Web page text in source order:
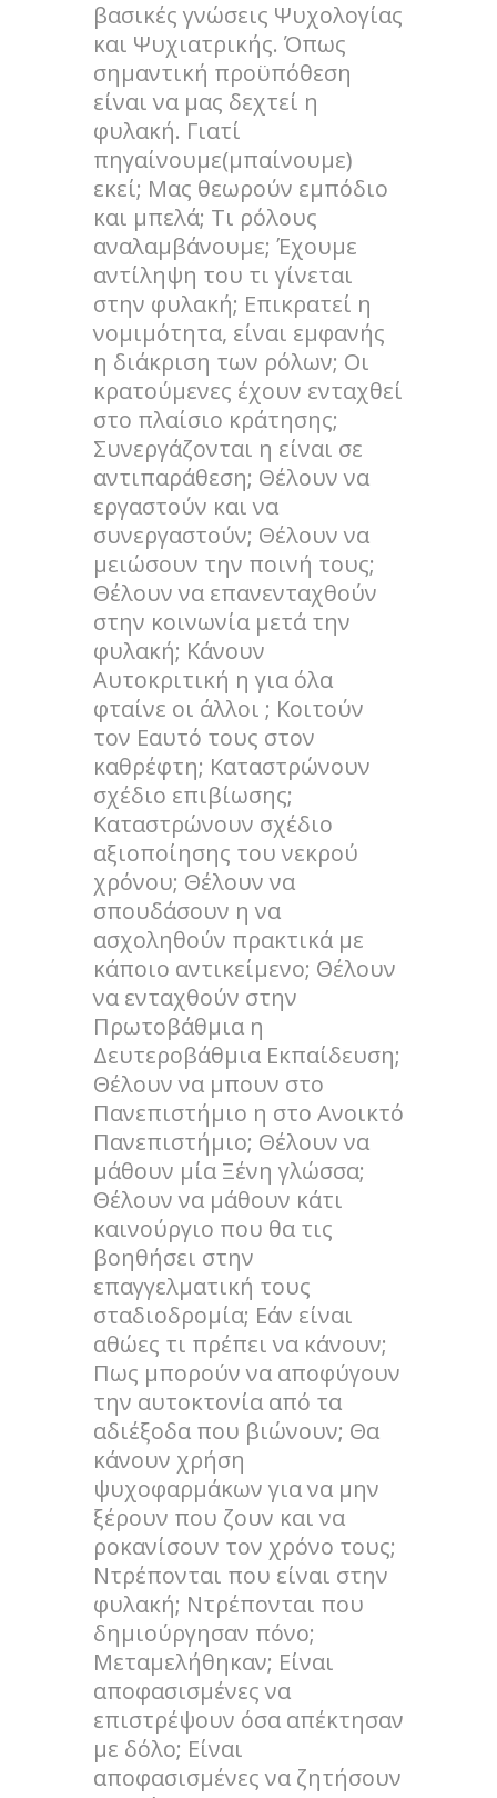
βασικές γνώσεις Ψυχολογίας
και Ψυχιατρικής. Όπως
σημαντική προϋπόθεση
είναι να μας δεχτεί η
φυλακή. Γιατί
πηγαίνουμε(μπαίνουμε)
εκεί; Μας θεωρούν εμπόδιο
και μπελά; Τι ρόλους
αναλαμβάνουμε; Έχουμε
αντίληψη του τι γίνεται
στην φυλακή; Επικρατεί η
νομιμότητα, είναι εμφανής
η διάκριση των ρόλων; Οι
κρατούμενες έχουν ενταχθεί
στο πλαίσιο κράτησης;
Συνεργάζονται η είναι σε
αντιπαράθεση; Θέλουν να
εργαστούν και να
συνεργαστούν; Θέλουν να
μειώσουν την ποινή τους;
Θέλουν να επανενταχθούν
στην κοινωνία μετά την
φυλακή; Κάνουν
Αυτοκριτική η για όλα
φταίνε οι άλλοι ; Κοιτούν
τον Εαυτό τους στον
καθρέφτη; Καταστρώνουν
σχέδιο επιβίωσης;
Καταστρώνουν σχέδιο
αξιοποίησης του νεκρού
χρόνου; Θέλουν να
σπουδάσουν η να
ασχοληθούν πρακτικά με
κάποιο αντικείμενο; Θέλουν
να ενταχθούν στην
Πρωτοβάθμια η
Δευτεροβάθμια Εκπαίδευση;
Θέλουν να μπουν στο
Πανεπιστήμιο η στο Ανοικτό
Πανεπιστήμιο; Θέλουν να
μάθουν μία Ξένη γλώσσα;
Θέλουν να μάθουν κάτι
καινούργιο που θα τις
βοηθήσει στην
επαγγελματική τους
σταδιοδρομία; Εάν είναι
αθώες τι πρέπει να κάνουν;
Πως μπορούν να αποφύγουν
την αυτοκτονία από τα
αδιέξοδα που βιώνουν; Θα
κάνουν χρήση
ψυχοφαρμάκων για να μην
ξέρουν που ζουν και να
ροκανίσουν τον χρόνο τους;
Ντρέπονται που είναι στην
φυλακή; Ντρέπονται που
δημιούργησαν πόνο;
Μεταμελήθηκαν; Είναι
αποφασισμένες να
επιστρέψουν όσα απέκτησαν
με δόλο; Είναι
αποφασισμένες να ζητήσουν